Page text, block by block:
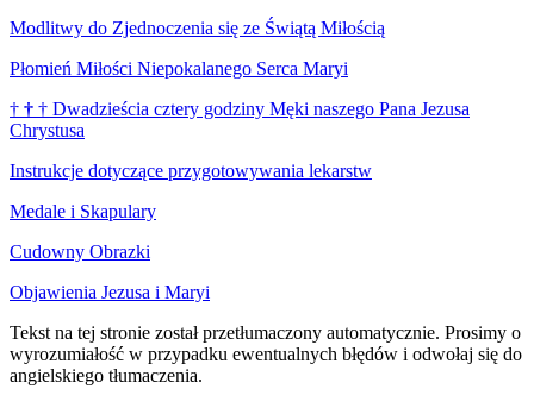
Modlitwy do Zjednoczenia się ze Świątą Miłością
Płomień Miłości Niepokalanego Serca Maryi
† † † Dwadzieścia cztery godziny Męki naszego Pana Jezusa
Chrystusa
Instrukcje dotyczące przygotowywania lekarstw
Medale i Skapulary
Cudowny Obrazki
Objawienia Jezusa i Maryi
Tekst na tej stronie został przetłumaczony automatycznie. Prosimy o
wyrozumiałość w przypadku ewentualnych błędów i odwołaj się do
angielskiego tłumaczenia.